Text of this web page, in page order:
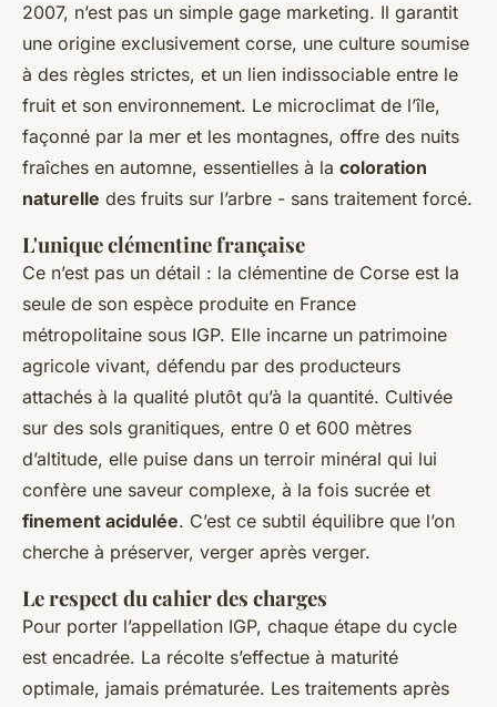
2007, n’est pas un simple gage marketing. Il garantit
une origine exclusivement corse, une culture soumise
à des règles strictes, et un lien indissociable entre le
fruit et son environnement. Le microclimat de l’île,
façonné par la mer et les montagnes, offre des nuits
fraîches en automne, essentielles à la coloration
naturelle des fruits sur l’arbre - sans traitement forcé.
L'unique clémentine française
Ce n’est pas un détail : la clémentine de Corse est la
seule de son espèce produite en France
métropolitaine sous IGP. Elle incarne un patrimoine
agricole vivant, défendu par des producteurs
attachés à la qualité plutôt qu’à la quantité. Cultivée
sur des sols granitiques, entre 0 et 600 mètres
d’altitude, elle puise dans un terroir minéral qui lui
confère une saveur complexe, à la fois sucrée et
finement acidulée. C’est ce subtil équilibre que l’on
cherche à préserver, verger après verger.
Le respect du cahier des charges
Pour porter l’appellation IGP, chaque étape du cycle
est encadrée. La récolte s’effectue à maturité
optimale, jamais prématurée. Les traitements après